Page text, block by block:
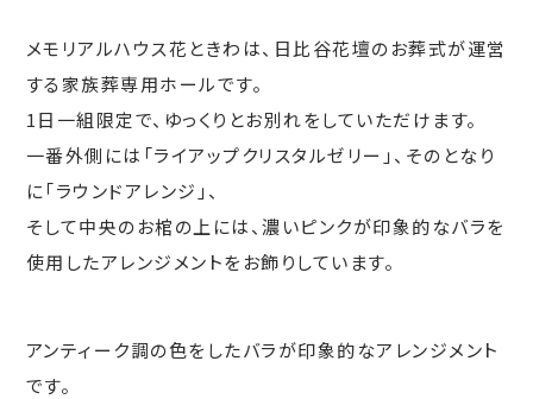
メモリアルハウス花ときわは、日比谷花壇のお葬式が運営
する家族葬専用ホールです。
1日一組限定で、ゆっくりとお別れをしていただけます。
一番外側には「ライアップクリスタルゼリー」、そのとなり
に「ラウンドアレンジ」、
そして中央のお棺の上には、濃いピンクが印象的なバラを
使用したアレンジメントをお飾りしています。
アンティーク調の色をしたバラが印象的なアレンジメント
です。